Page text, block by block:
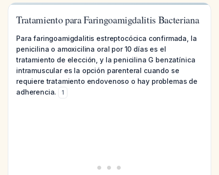
Tratamiento para Faringoamigdalitis Bacteriana
Para faringoamigdalitis estreptocócica confirmada, la
penicilina o amoxicilina oral por 10 días es el
tratamiento de elección, y la penicilina G benzatínica
intramuscular es la opción parenteral cuando se
requiere tratamiento endovenoso o hay problemas de
adherencia.
1